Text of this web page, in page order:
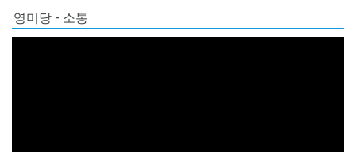
영미당 - 소통